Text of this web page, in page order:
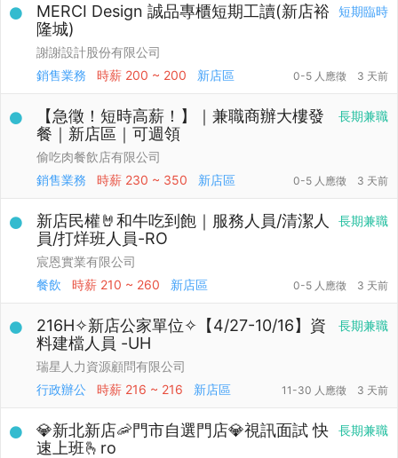
短期臨時
MERCI Design 誠品專櫃短期工讀(新店裕
隆城)
謝謝設計股份有限公司
銷售業務
時薪 200 ~ 200 新店區 0-5 人應徵 3 天前
長期兼職
【急徵！短時高薪！】｜兼職商辦大樓發
餐｜新店區｜可週領
偷吃肉餐飲店有限公司
銷售業務
時薪 230 ~ 350 新店區 0-5 人應徵 3 天前
長期兼職
新店民權🤘和牛吃到飽｜服務人員/清潔人
員/打烊班人員-RO
宸恩實業有限公司
餐飲
時薪 210 ~ 260 新店區 0-5 人應徵 3 天前
長期兼職
216H✧新店公家單位✧【4/27-10/16】資
料建檔人員 -UH
瑞星人力資源顧問有限公司
行政辦公
時薪 216 ~ 216 新店區 11-30 人應徵 3 天前
長期兼職
💎新北新店🦐門市自選門店💎視訊面試 快
速上班🫰ro